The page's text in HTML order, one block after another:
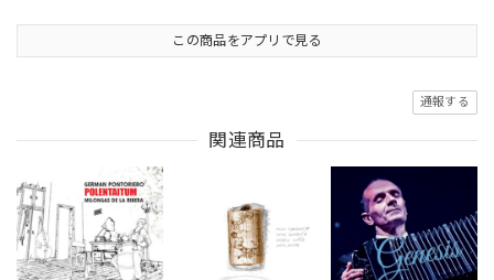
この商品をアプリで見る
通報する
関連商品